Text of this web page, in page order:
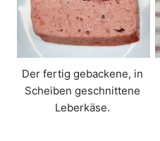
Der fertig gebackene, in
Scheiben geschnittene
Leberkäse.